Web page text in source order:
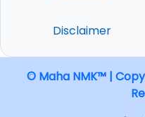
Database
Disclaimer
© Maha NMK™ |